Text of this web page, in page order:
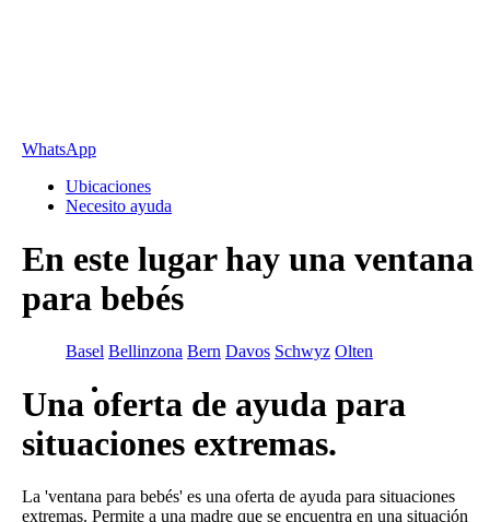
WhatsApp
Ubicaciones
Necesito ayuda
En este lugar hay una ventana
para bebés
Basel Bellinzona Bern Davos Schwyz Olten
Una oferta de ayuda para
situaciones extremas.
La 'ventana para bebés' es una oferta de ayuda para situaciones
extremas. Permite a una madre que se encuentra en una situación